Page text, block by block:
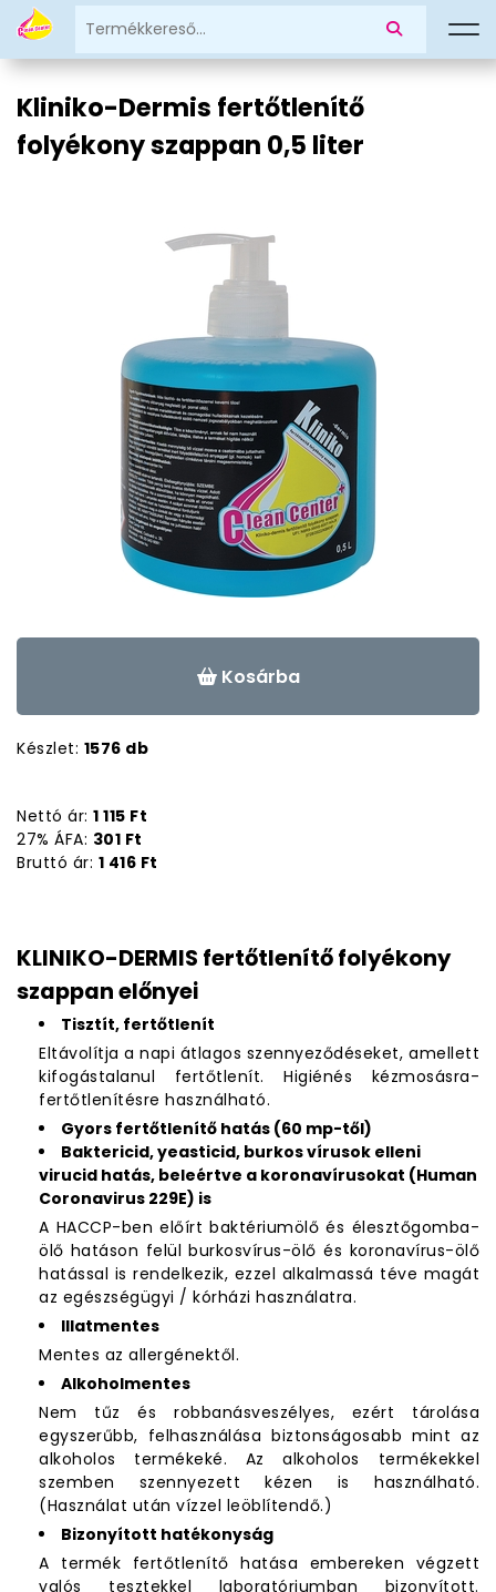
Kliniko-Dermis fertőtlenítő
folyékony szappan 0,5 liter
Kosárba
Készlet: 1576 db
Nettó ár: 1 115 Ft
27% ÁFA: 301 Ft
Bruttó ár: 1 416 Ft
KLINIKO-DERMIS fertőtlenítő folyékony
szappan előnyei
Tisztít, fertőtlenít
Eltávolítja a napi átlagos szennyeződéseket, amellett
kifogástalanul fertőtlenít. Higiénés kézmosásra-
fertőtlenítésre használható.
Gyors fertőtlenítő hatás (60 mp-től)
Baktericid, yeasticid, burkos vírusok elleni
virucid hatás, beleértve a koronavírusokat (Human
Coronavirus 229E) is
A HACCP-ben előírt baktériumölő és élesztőgomba-
ölő hatáson felül burkosvírus-ölő és koronavírus-ölő
hatással is rendelkezik, ezzel alkalmassá téve magát
az egészségügyi / kórházi használatra.
Illatmentes
Mentes az allergénektől.
Alkoholmentes
Nem tűz és robbanásveszélyes, ezért tárolása
egyszerűbb, felhasználása biztonságosabb mint az
alkoholos termékeké. Az alkoholos termékekkel
szemben szennyezett kézen is használható.
(Használat után vízzel leöblítendő.)
Bizonyított hatékonyság
A termék fertőtlenítő hatása embereken végzett
valós tesztekkel laboratóriumban bizonyított.